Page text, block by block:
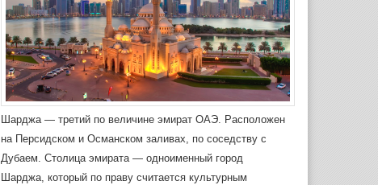
Шарджа — третий по величине эмират ОАЭ. Расположен
на Персидском и Османском заливах, по соседству с
Дубаем. Столица эмирата — одноименный город
Шарджа, который по праву считается культурным